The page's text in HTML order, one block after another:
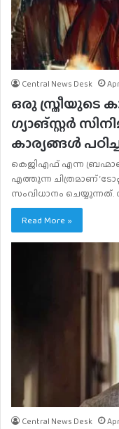
Central News Desk
ഒരു സ്ത്രീയുടെ
ഗ്യാങ്സ്റ്റർ
കാര്യങ്ങൾ
കെജിഎഫ് എന്ന
എത്തുന്ന ചിത്രമാണ്
സംവിധാനം
Read More »
Central News Desk